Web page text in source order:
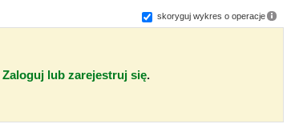
skoryguj wykres o operacje
Zaloguj lub zarejestruj się.